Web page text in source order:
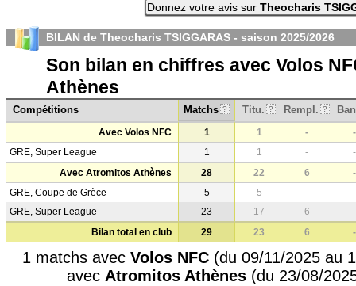
Donnez votre avis sur Theocharis
BILAN de Theocharis TSIGGARAS - saison 2025/2026
Son bilan en chiffres avec Volos
Athènes
Compétitions Matchs ? Titu. ? Rempl. ?
Avec Volos NFC 1 1 -
-
GRE, Super League
1 1 -
-
Avec Atromitos Athènes
28 22 6
-
GRE, Coupe de Grèce
5 5 -
-
GRE, Super League
23 17 6
-
Bilan total en club
29 23 6 -
1 matchs avec Volos NFC (du 09/11/2025 au
avec Atromitos Athènes (du 23/08/